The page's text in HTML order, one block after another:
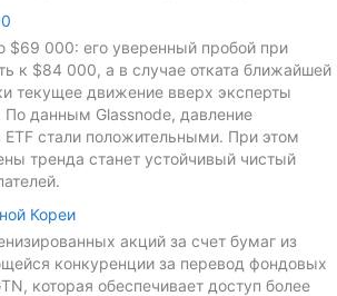
$69 000: его уверенный пробой при
к $84 000, а в случае отката ближайшей
текущее движение вверх эксперты
данным Glassnode, давление
стали положительными. При этом
тренда станет устойчивый чистый
Кореи
акций за счет бумаг из
конкуренции за перевод фондовых
которая обеспечивает доступ более